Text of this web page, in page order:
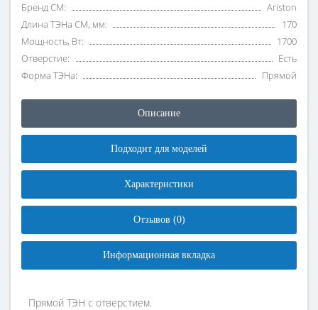
Бренд СМ:
Ariston
Длина ТЭНа СМ, мм:
170
Мощность, Вт:
1700
Отверстие:
Есть
Форма ТЭНа:
Прямой
Описание
Подходит для моделей
Характеристики
Отзывов (0)
Информационная вкладка
Прямой ТЭН с отверстием.